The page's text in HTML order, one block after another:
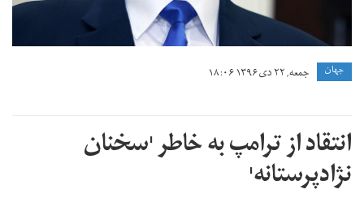
جهان جمعه, ۲۲ دی ۱۳۹۶ ۱۸:۰۶
انتقاد از ترامپ به خاطر 'سخنان
نژادپرستانه'